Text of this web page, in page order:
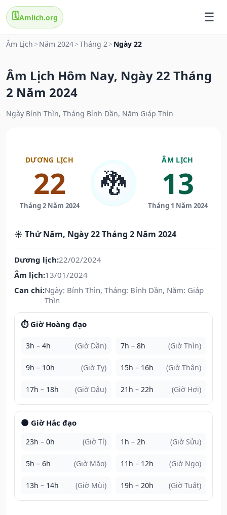
🗓️Amlich.org
Âm Lịch > Năm 2024>Tháng 2> Ngày 22
Âm Lịch Hôm Nay, Ngày 22 Tháng
2 Năm 2024
Ngày Bính Thìn, Tháng Bính Dần, Năm Giáp Thìn
DƯƠNG LỊCH
22
Tháng 2 Năm 2024
🐉
ÂM LỊCH
13
Tháng 1 Năm 2024
☀️ Thứ Năm, Ngày 22 Tháng 2 Năm 2024
Dương lịch:22/02/2024
Âm lịch:13/01/2024
Can chi:Ngày: Bính Thìn, Tháng: Bính Dần, Năm: Giáp
Thìn
⏱️ Giờ Hoàng đạo
3h – 4h (Giờ Dần) 7h – 8h (Giờ Thìn)
9h – 10h (Giờ Tỵ) 15h – 16h (Giờ Thân)
17h – 18h (Giờ Dậu) 21h – 22h (Giờ Hợi)
🌑 Giờ Hắc đạo
23h – 0h (Giờ Tí) 1h – 2h (Giờ Sửu)
5h – 6h (Giờ Mão) 11h – 12h (Giờ Ngọ)
13h – 14h (Giờ Mùi) 19h – 20h (Giờ Tuất)